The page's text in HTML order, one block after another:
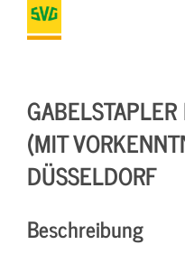
(MIT
DÜSSELDORF
Beschreibung